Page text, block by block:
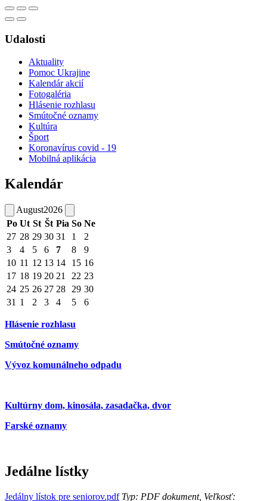
Udalosti
Aktuality
Pomoc Ukrajine
Kalendár akcií
Fotogaléria
Hlásenie rozhlasu
Smútočné oznamy
Kultúra
Šport
Koronavírus covid - 19
Mobilná aplikácia
Kalendár
August2026
Po Ut St Št Pia So Ne
27 28 29 30 31 1
2
3
4 5 6 7 8
9
10 11 12 13 14 15 16
17 18 19 20 21 22 23
24 25 26 27 28 29 30
31 1 2 3 4 5 6
Hlásenie rozhlasu
Smútočné oznamy
Vývoz komunálneho odpadu
Kultúrny dom, kinosála, zasadačka, dvor
Farské oznamy
Jedálne lístky
Jedálny lístok pre seniorov.pdfTyp: PDF dokument, Veľkosť: